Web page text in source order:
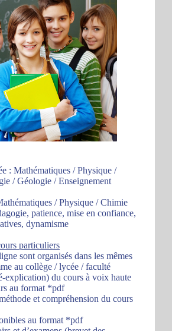
: Mathématiques / Physique /
/ Géologie / Enseignement
/ Physique / Chimie
patience, mise en confiance,
dynamisme
particuliers
sont organisés dans les mêmes
au collège / lycée / faculté
explication) du cours à voix haute
au format *pdf
et compréhension du cours
au format *pdf